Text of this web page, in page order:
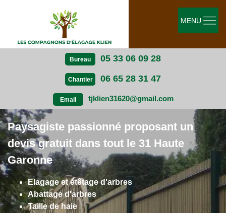
Bureau 05 33 06 09 28
Chantier 06 65 28 31 47
Email tjklien31620@gmail.com
MENU
Paysagiste passionné proposant un
devis gratuit dans tout le 31 Haute
Garonne
Elagage et étêtage d'arbres
Abattage d'arbres
Taille de haie